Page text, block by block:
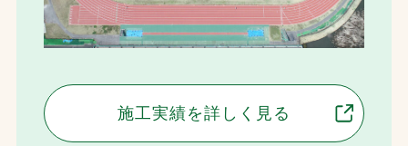
施工実績を詳しく見る